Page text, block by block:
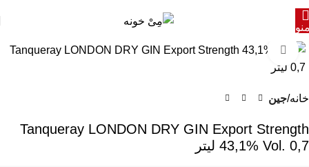
برای بزرگنمایی کلیک کنید
خانه جین
Tanqueray LONDON DRY GIN Export Strength
43,1% Vol. 0,7 لیتر